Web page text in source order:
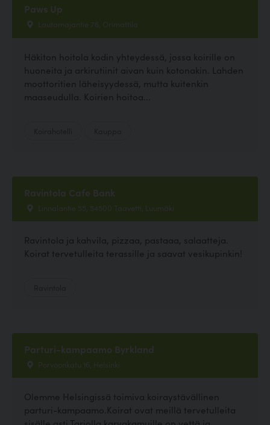
Paws Up
Lautamajantie 76, Orimattila
Häkiton hoitola kodin yhteydessä, jossa koirille on
huoneita ja arkirutiinit aivan kuin kotonakin. Lahden
moottoritien läheisyydessä, mutta kuitenkin
maaseudulla. Koirien hoitoa...
Ravintola Cafe Bank
Linnalantie 55, 54500 Taavetti, Luumäki
Ravintola ja kahvila, pizzaa, pastaaa, salaatteja.
Koirat tervetulleita terassille ja saavat vesikupinkin!
Parturi-kampaamo Byrkland
Porvoonkatu 16, Helsinki
Olemme Helsingissä toimiva koiraystävällinen
parturi-kampaamo.Koirat ovat meillä tervetulleita